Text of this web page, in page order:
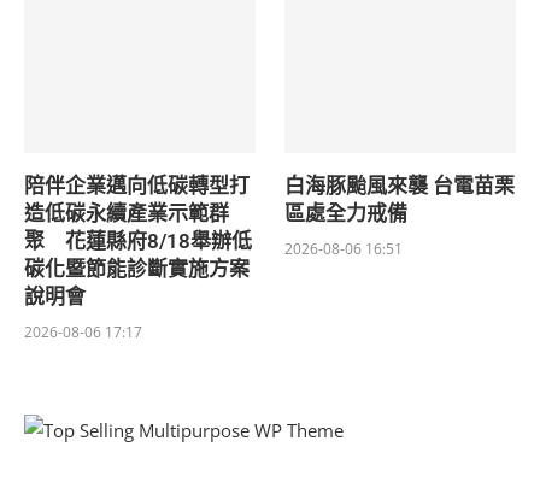
陪伴企業邁向低碳轉型打
造低碳永續產業示範群
聚 花蓮縣府8/18舉辦低
碳化暨節能診斷實施方案
說明會
2026-08-06 17:17
白海豚颱風來襲 台電苗栗
區處全力戒備
2026-08-06 16:51